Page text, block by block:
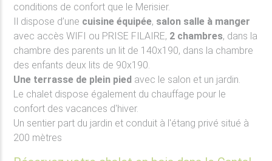
conditions de confort que le Merisier.
Il dispose d’une cuisine équipée, salon salle à manger
avec accès WIFI ou PRISE FILAIRE, 2 chambres, dans la
chambre des parents un lit de 140x190, dans la chambre
des enfants deux lits de 90x190.
Une terrasse de plein pied avec le salon et un jardin.
Le chalet dispose également du chauffage pour le
confort des vacances d'hiver.
Un sentier part du jardin et conduit à l'étang privé situé à
200 mètres